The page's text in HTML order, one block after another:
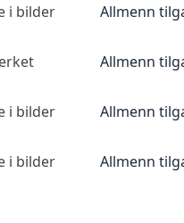
i bilder Allmenn
Allmenn
i bilder Allmenn
i bilder Allmenn